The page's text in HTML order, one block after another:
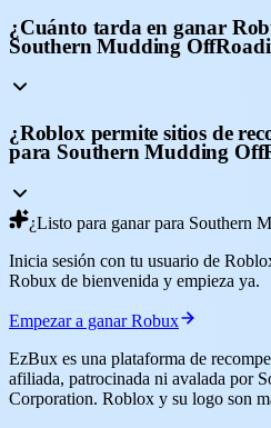
¿Cuánto tarda en ganar
Southern Mudding
¿Roblox permite sitios de
para Southern Mudding
¿Listo para ganar para Southern
Inicia sesión con tu usuario de
Robux de bienvenida y empieza ya.
Empezar a ganar Robux
EzBux es una plataforma de
afiliada, patrocinada ni avalada por
Corporation. Roblox y su logo son